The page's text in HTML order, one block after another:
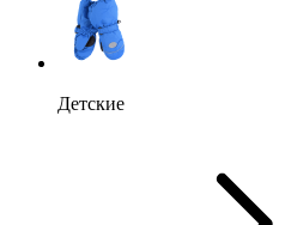
Детские